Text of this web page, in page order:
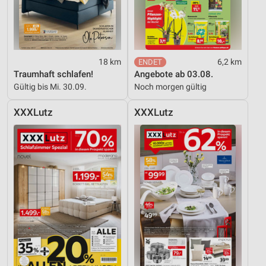
18 km
Traumhaft schlafen!
Gültig bis Mi. 30.09.
6,2 km
Angebote ab 03.08.
Noch morgen gültig
XXXLutz XXXLutz
Verwendung reduzierter Daten zur Auswahl von
Inhalten
Verwendung genauer Standortdaten
Geräte anhand von aktiv angeforderten
Nicht-IAB-Verarbeitungszwecke:
Notwendig
Performance
Funktional
Werbung